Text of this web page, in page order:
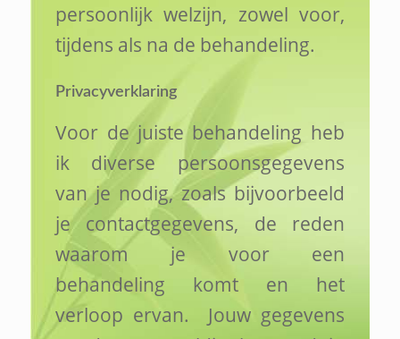
persoonlijk welzijn, zowel voor,
tijdens als na de behandeling.
Privacyverklaring
Voor de juiste behandeling heb
ik diverse persoonsgegevens
van je nodig, zoals bijvoorbeeld
je contactgegevens, de reden
waarom je voor een
behandeling komt en het
verloop ervan. Jouw gegevens